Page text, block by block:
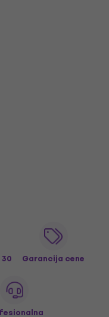
Garancija cene